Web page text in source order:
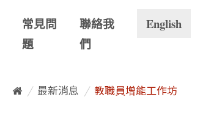
常見問
題
聯絡我
們
English
/ 最新消息 / 教職員增能工作坊